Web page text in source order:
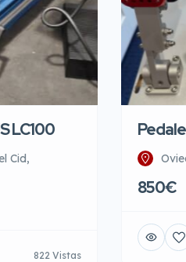
LC100
Cid,
822 Vistas
850€